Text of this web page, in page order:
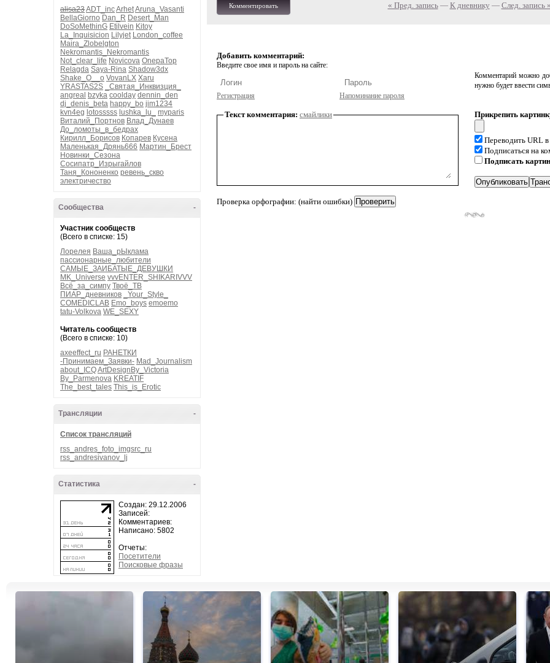
alisa23ADT_incArhetAruna_Vasanti
BellaGiorno Dan_R Desert_Man
DoSoMethinG Etilvein Kitoy
La_Inquisicion Lilyjet London_coffee
Maira_Zlobelgton
Nekromantis_Nekromantis
Not_clear_life Novicova OnepaTop
Relagda Saya-Rina Shadow3dx
Shake_O__o VovanLX Xaru
YRASTAS2S
_Святая_Инквизция_
angreal bzyka coolday dennin_den
dj_denis_beta happy_bo jim1234
kvn4eg lotosssss lushka_lu_
myparis
Виталий_Портнов Влад_Дунаев
До_ломоты_в_бедрах
Кирилл_Борисов Копарев Кусена
Маленькая_Дрянь666 Мартин_Брест
Новинки_Сезона
Сосипатр_Изрыгайлов
Таня_Кононенко ревень_скво
электричество
-
Сообщества
Участник сообществ
(Всего в списке: 15)
Лорелея Ваша_рЫклама
пассионарные_любители
САМЫЕ_ЗАИБАТЫЕ_ДЕВУШКИ
MK_Universe vvvENTER_SHIKARIVVV
Всё_за_симпу Твоё_ТВ
ПИАР_дневников
_Your_Style_
COMEDICLAB Emo_boys emoemo
tatu-Volkova WE_SEXY
Читатель сообществ
(Всего в списке: 10)
axeeffect_ru РАНЕТКИ
-Принимаем_Заявки- Mad_Journalism
about_ICQArtDesignBy_Victoria
By_Parmenova KREATIF
The_best_tales This_is_Erotic
-
Трансляции
Список трансляций
rss_andres_foto_imgsrc_ru
rss_andresivanov_lj
-
Статистика
Создан: 29.12.2006
Записей:
Комментариев:
Написано: 5802
Отчеты:
Посетители
Поисковые фразы
Комментировать « Пред. запись— К дневнику — След. запись »
Добавить комментарий:
Введите свое имя и пароль на сайте:
Регистрация Напоминание пароля
Комментарий можно
нужно будет ввести
Текст комментария: смайлики
Проверка орфографии: (найти ошибки)
Прикрепить
Переводить URL
Подписаться на
Подписать